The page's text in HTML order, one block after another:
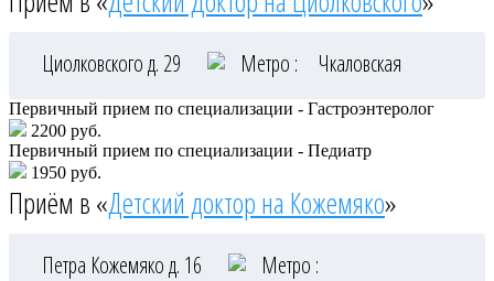
Циолковского д. 29 Метро : Чкаловская
Первичный прием по специализации - Гастроэнтеролог
2200 руб.
Первичный прием по специализации - Педиатр
1950 руб.
Приём в «Детский доктор на Кожемяко»
Петра Кожемяко д. 16 Метро :